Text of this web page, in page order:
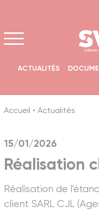
ACTUALITÉS
Accueil Actualités
15/01/2026
Réalisation
Réalisation de
client SARL CJL